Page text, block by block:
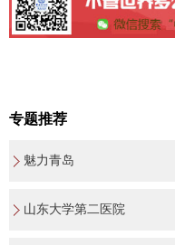
专题推荐
魅力青岛
山东大学第二医院